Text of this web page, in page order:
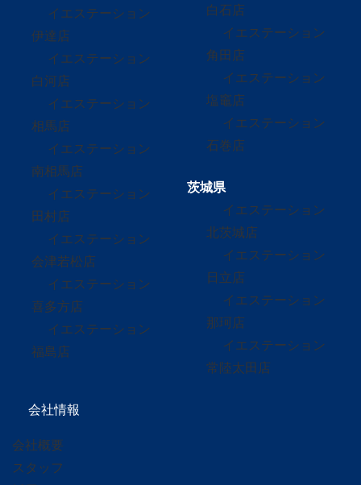
イエステーション
伊達店
イエステーション
白河店
イエステーション
相馬店
イエステーション
南相馬店
イエステーション
田村店
イエステーション
会津若松店
イエステーション
喜多方店
イエステーション
福島店
白石店
イエステーション
角田店
イエステーション
塩竈店
イエステーション
石巻店
茨城県
イエステーション
北茨城店
イエステーション
日立店
イエステーション
那珂店
イエステーション
常陸太田店
会社情報
会社概要
スタッフ